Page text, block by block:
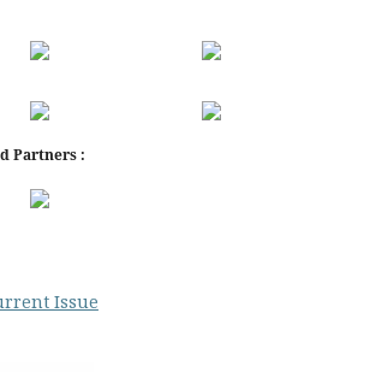
Partners :
Issue